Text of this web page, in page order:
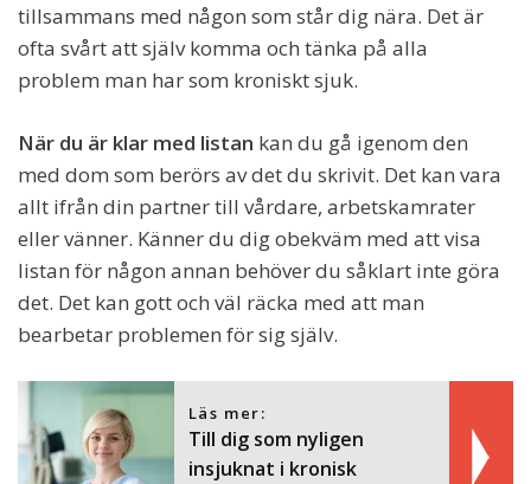
tillsammans med någon som står dig nära. Det är
ofta svårt att själv komma och tänka på alla
problem man har som kroniskt sjuk.
När du är klar med listan kan du gå igenom den
med dom som berörs av det du skrivit. Det kan vara
allt ifrån din partner till vårdare, arbetskamrater
eller vänner. Känner du dig obekväm med att visa
listan för någon annan behöver du såklart inte göra
det. Det kan gott och väl räcka med att man
bearbetar problemen för sig själv.
Läs mer:
Till dig som nyligen
insjuknat i kronisk